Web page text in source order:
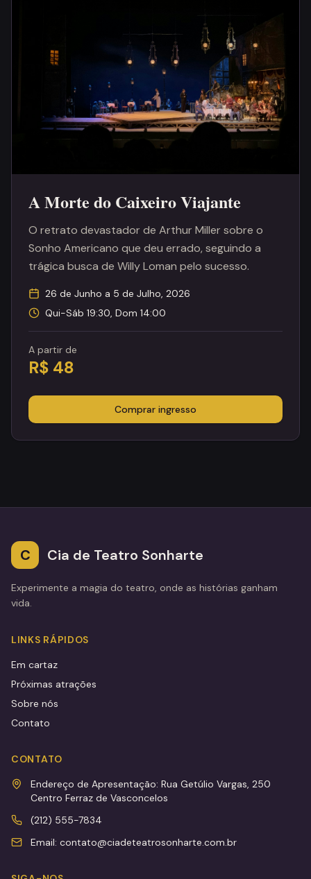
A Morte do Caixeiro Viajante
O retrato devastador de Arthur Miller sobre o
Sonho Americano que deu errado, seguindo a
trágica busca de Willy Loman pelo sucesso.
26 de Junho a 5 de Julho, 2026
Qui-Sáb 19:30, Dom 14:00
A partir de
R$ 48
Comprar ingresso
C Cia de Teatro Sonharte
Experimente a magia do teatro, onde as histórias ganham
vida.
LINKS RÁPIDOS
Em cartaz
Próximas atrações
Sobre nós
Contato
CONTATO
Endereço de Apresentação: Rua Getúlio Vargas, 250
Centro Ferraz de Vasconcelos
(212) 555-7834
Email: contato@ciadeteatrosonharte.com.br